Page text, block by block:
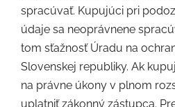
spracúvať. Kupujúci pri
údaje sa neoprávnene
tom sťažnosť Úradu na
Slovenskej republiky. Ak
na právne úkony v plnom
uplatniť zákonný zástupca.